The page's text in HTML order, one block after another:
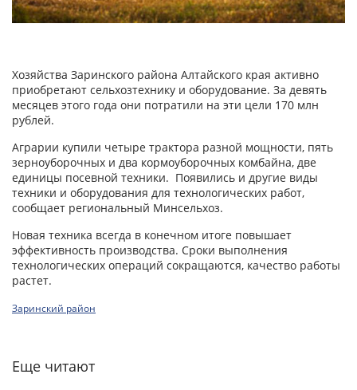
Хозяйства Заринского района Алтайского края активно
приобретают сельхозтехнику и оборудование. За девять
месяцев этого года они потратили на эти цели 170 млн
рублей.
Аграрии купили четыре трактора разной мощности, пять
зерноуборочных и два кормоуборочных комбайна, две
единицы посевной техники. Появились и другие виды
техники и оборудования для технологических работ,
сообщает региональный Минсельхоз.
Новая техника всегда в конечном итоге повышает
эффективность производства. Сроки выполнения
технологических операций сокращаются, качество работы
растет.
Заринский район
Еще читают